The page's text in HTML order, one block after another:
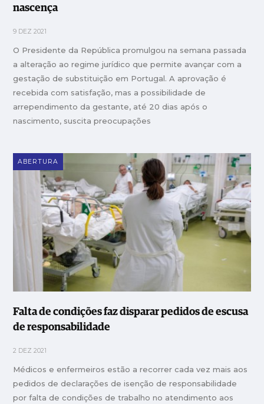
nascença
9 DEZ 2021
O Presidente da República promulgou na semana passada
a alteração ao regime jurídico que permite avançar com a
gestação de substituição em Portugal. A aprovação é
recebida com satisfação, mas a possibilidade de
arrependimento da gestante, até 20 dias após o
nascimento, suscita preocupações
ABERTURA
Falta de condições faz disparar pedidos de escusa
de responsabilidade
2 DEZ 2021
Médicos e enfermeiros estão a recorrer cada vez mais aos
pedidos de declarações de isenção de responsabilidade
por falta de condições de trabalho no atendimento aos